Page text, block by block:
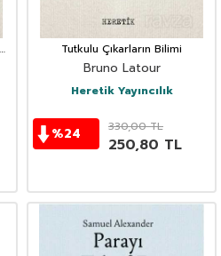
Tutkulu Çıkarların Bilimi
Bruno Latour
Heretik Yayıncılık
%24 330,00TL
250,80 TL